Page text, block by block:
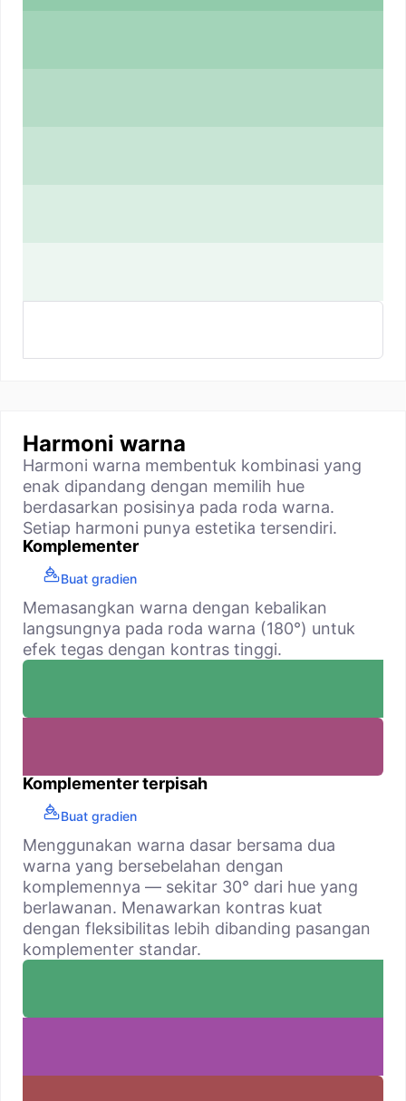
Harmoni warna
Harmoni warna membentuk kombinasi yang
enak dipandang dengan memilih hue
berdasarkan posisinya pada roda warna.
Setiap harmoni punya estetika tersendiri.
Komplementer
Buat gradien
Memasangkan warna dengan kebalikan
langsungnya pada roda warna (180°) untuk
efek tegas dengan kontras tinggi.
Komplementer terpisah
Buat gradien
Menggunakan warna dasar bersama dua
warna yang bersebelahan dengan
komplemennya — sekitar 30° dari hue yang
berlawanan. Menawarkan kontras kuat
dengan fleksibilitas lebih dibanding pasangan
komplementer standar.